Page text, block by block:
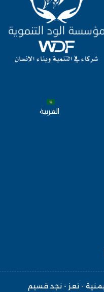
العربية
- تعز - نجد قسيم